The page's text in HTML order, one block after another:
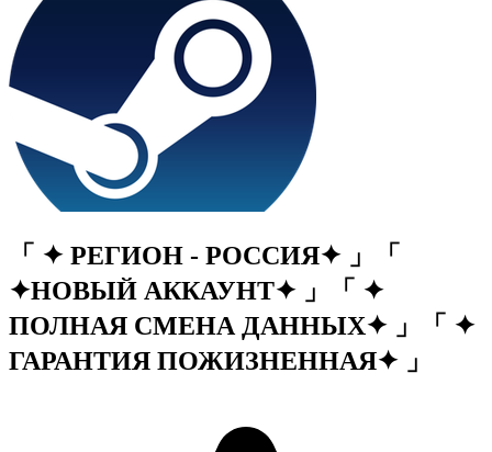
「 ✦ РЕГИОН - РОССИЯ✦ 」「
✦НОВЫЙ АККАУНТ✦ 」「 ✦
ПОЛНАЯ СМЕНА ДАННЫХ✦ 」「 ✦
ГАРАНТИЯ ПОЖИЗНЕННАЯ✦ 」